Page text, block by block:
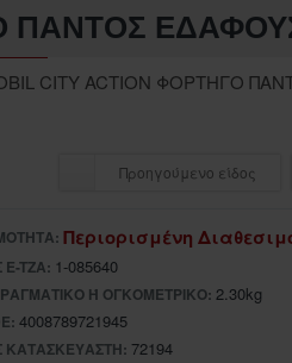
CITY ACTION ΦΟΡΤΗΓΟ
ΠΑΝΤΟΣ
Προηγούμενο είδος
Περιορισμένη
TZA: 1-085640
Ή ΟΓΚΟΜΕΤΡΙΚΌ: 2.30kg
4008789721945
ΚΑΤΑΣΚΕΥΑΣΤΉ: 72194